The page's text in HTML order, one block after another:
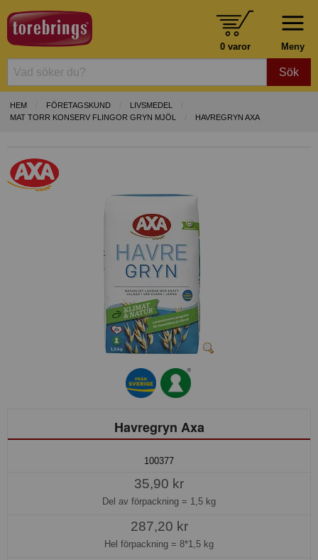
Meny
0 varor
Sök
HEM FÖRETAGSKUND
LIVSMEDEL
MAT TORR KONSERV FLINGOR GRYN MJÖL
HAVREGRYN AXA
Havregryn Axa
100377
35,90 kr
Del av förpackning = 1,5 kg
287,20 kr
Hel förpackning = 8*1,5 kg